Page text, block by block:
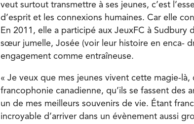
veut surtout transmettre à ses jeunes, c’est
d’esprit et les connexions humaines. Car elle
En 2011, elle a participé aux JeuxFC à Sudbury
sœur jumelle, Josée (voir leur histoire en enca-
engagement comme entraîneuse.
« Je veux que mes jeunes vivent cette magie-là,
francophonie canadienne, qu’ils se fassent des
un de mes meilleurs souvenirs de vie. Étant
incroyable d’arriver dans un évènement aussi